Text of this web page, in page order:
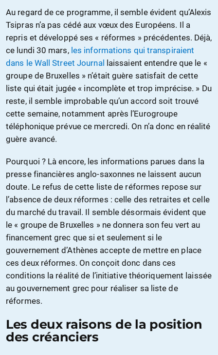
Au regard de ce programme, il semble évident qu’Alexis
Tsipras n’a pas cédé aux vœux des Européens. Il a
repris et développé ses « réformes » précédentes. Déjà,
ce lundi 30 mars, les informations qui transpiraient
dans le Wall Street Journal
laissaient entendre que le «
groupe de Bruxelles » n’était guère satisfait de cette
liste qui était jugée « incomplète et trop imprécise. » Du
reste, il semble improbable qu’un accord soit trouvé
cette semaine, notamment après l’Eurogroupe
téléphonique prévue ce mercredi. On n’a donc en réalité
guère avancé.
Pourquoi ? Là encore, les informations parues dans la
presse financières anglo-saxonnes ne laissent aucun
doute. Le refus de cette liste de réformes repose sur
l’absence de deux réformes : celle des retraites et celle
du marché du travail. Il semble désormais évident que
le « groupe de Bruxelles » ne donnera son feu vert au
financement grec que si et seulement si le
gouvernement d’Athènes accepte de mettre en place
ces deux réformes. On conçoit donc dans ces
conditions la réalité de l’initiative théoriquement laissée
au gouvernement grec pour réaliser sa liste de
réformes.
Les deux raisons de la position
des créanciers